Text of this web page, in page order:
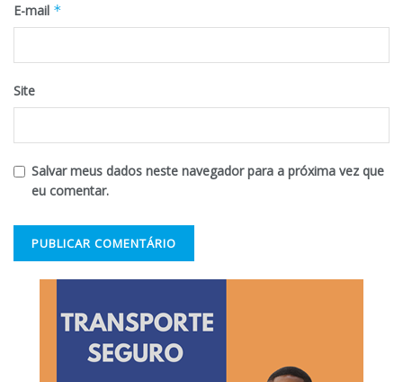
E-mail *
Site
Salvar meus dados neste navegador para a próxima vez que
eu comentar.